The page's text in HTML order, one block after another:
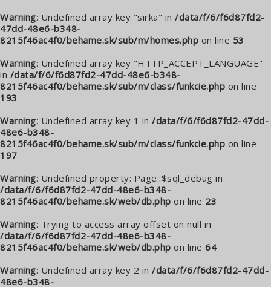
Warning: Undefined array key "sirka" in /data/f/6/f6d87fd2-
47dd-48e6-b348-
8215f46ac4f0/behame.sk/sub/m/homes.php on line 53
Warning: Undefined array key "HTTP_ACCEPT_LANGUAGE"
in /data/f/6/f6d87fd2-47dd-48e6-b348-
8215f46ac4f0/behame.sk/sub/m/class/funkcie.php on line
193
Warning: Undefined array key 1 in /data/f/6/f6d87fd2-47dd-
48e6-b348-
8215f46ac4f0/behame.sk/sub/m/class/funkcie.php on line
197
Warning: Undefined property: Page::$sql_debug in
/data/f/6/f6d87fd2-47dd-48e6-b348-
8215f46ac4f0/behame.sk/web/db.php on line 23
Warning: Trying to access array offset on null in
/data/f/6/f6d87fd2-47dd-48e6-b348-
8215f46ac4f0/behame.sk/web/db.php on line 64
Warning: Undefined array key 2 in /data/f/6/f6d87fd2-47dd-
48e6-b348-